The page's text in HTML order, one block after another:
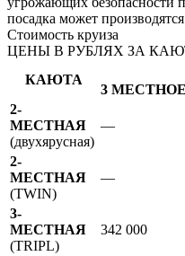
посадка может
Стоимость круиза
ЦЕНЫ В РУБЛЯХ ЗА
КАЮТА
3 МЕСТНОЕ
2-
МЕСТНАЯ
(двухярусная)
—
2-
МЕСТНАЯ
(TWIN)
—
3-
МЕСТНАЯ
(TRIPL)
342 000